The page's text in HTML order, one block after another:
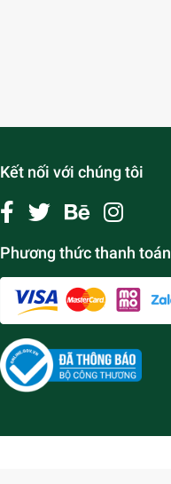
Kết nối với chúng tôi
Phương thức thanh toán